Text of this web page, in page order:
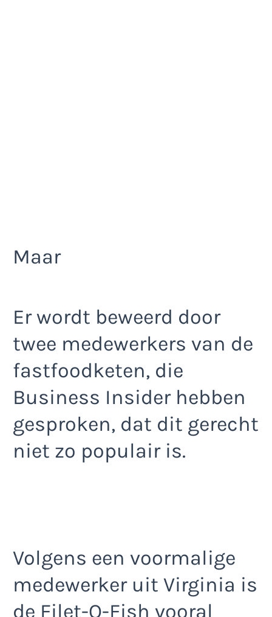
Maar
Er wordt beweerd door
twee medewerkers van de
fastfoodketen, die
Business Insider hebben
gesproken, dat dit gerecht
niet zo populair is.
Volgens een voormalige
medewerker uit Virginia is
de Filet-O-Fish vooral